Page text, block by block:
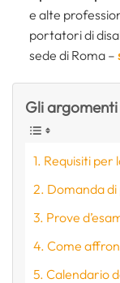
e alte
portatori di
sede di Roma –
Gli
Requisiti per
Domanda
Prove
Come
Calendario